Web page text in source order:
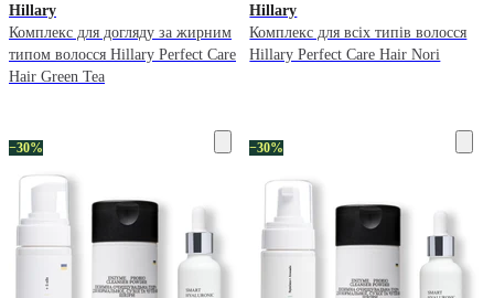
Hillary
Комплекс для догляду за жирним
типом волосся Hillary Perfect Care
Hair Green Tea
Hillary
Комплекс для всіх типів волосся
Hillary Perfect Care Hair Nori
−30% −30%